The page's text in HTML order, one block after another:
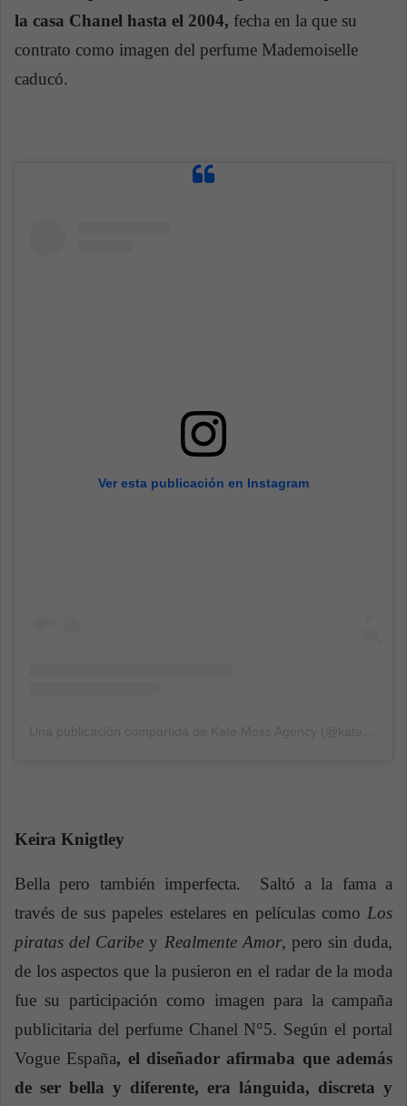
la casa Chanel hasta el 2004, fecha en la que su
contrato como imagen del perfume Mademoiselle
caducó.
Ver esta publicación en Instagram
Keira Knigtley
Bella pero también imperfecta. Saltó a la fama a
través de sus papeles estelares en películas como Los
piratas del Caribey Realmente Amor, pero sin duda,
de los aspectos que la pusieron en el radar de la moda
fue su participación como imagen para la campaña
publicitaria del perfume Chanel N°5. Según el portal
Vogue España, el diseñador afirmaba que además
de ser bella y diferente, era lánguida, discreta y